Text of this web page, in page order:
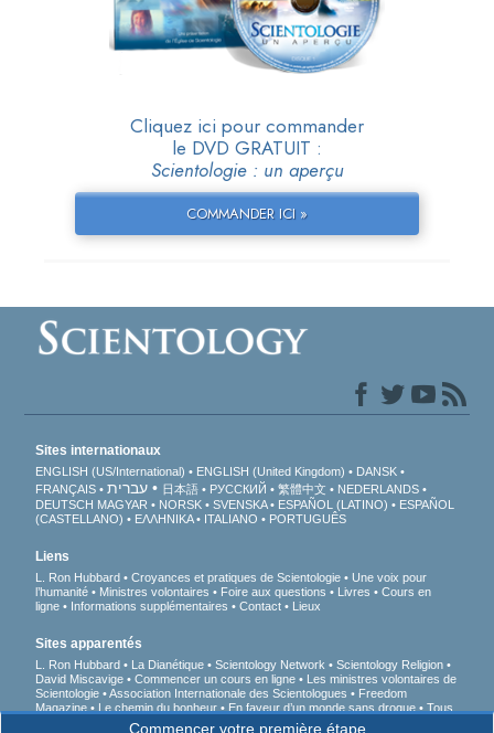
Cliquez ici pour commander
le DVD GRATUIT :
Scientologie : un aperçu
COMMANDER ICI »
Commencer votre première étape
Sites internationaux
ENGLISH (US/International) ENGLISH (United Kingdom)
DANSK
FRANÇAIS
עברית 日本語 РУССКИЙ 繁體中文
NEDERLANDS
DEUTSCH MAGYAR NORSK SVENSKA ESPAÑOL (LATINO)
ESPAÑOL
(CASTELLANO)
ΕΛΛΗΝΙΚA ITALIANO PORTUGUÊS
Liens
L. Ron Hubbard Croyances et pratiques de Scientologie
Une voix pour
l’humanité
Ministres volontaires Foire aux questions Livres
Cours en
ligne
Informations supplémentaires Contact Lieux
Sites apparentés
L. Ron Hubbard La Dianétique Scientology Network
Scientology Religion
David Miscavige
Commencer un cours en ligne
Les ministres volontaires de
Scientologie
Association Internationale des Scientologues
Freedom
Magazine
Le chemin du bonheur En faveur d’un monde sans drogue
Tous
unis pour les droits de l’Homme
Des jeunes pour les droits de l’Homme